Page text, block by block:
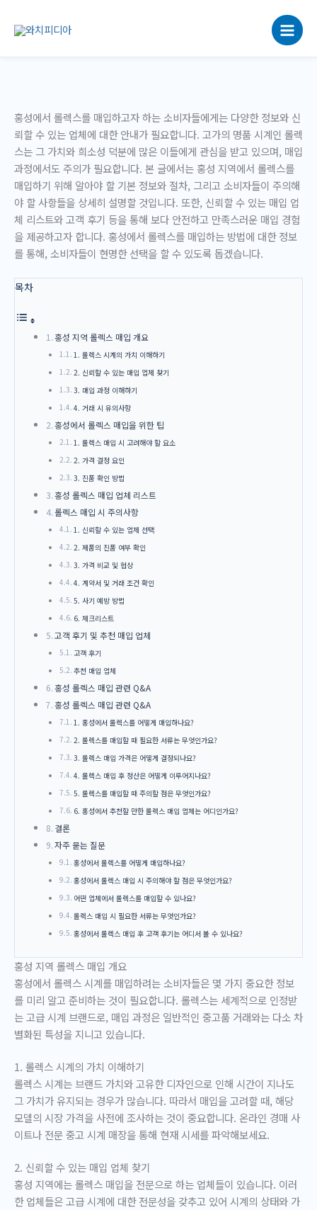
로
홍성에서 롤렉스를 매입하고자 하는 소비자들에게는 다양한 정보와 신
뢰할 수 있는 업체에 대한 안내가 필요합니다. 고가의 명품 시계인 롤렉
스는 그 가치와 희소성 덕분에 많은 이들에게 관심을 받고 있으며, 매입
과정에서도 주의가 필요합니다. 본 글에서는 홍성 지역에서 롤렉스를
매입하기 위해 알아야 할 기본 정보와 절차, 그리고 소비자들이 주의해
야 할 사항들을 상세히 설명할 것입니다. 또한, 신뢰할 수 있는 매입 업
체 리스트와 고객 후기 등을 통해 보다 안전하고 만족스러운 매입 경험
을 제공하고자 합니다. 홍성에서 롤렉스를 매입하는 방법에 대한 정보
를 통해, 소비자들이 현명한 선택을 할 수 있도록 돕겠습니다.
목차
홍성 지역 롤렉스 매입 개요
1. 롤렉스 시계의 가치 이해하기
2. 신뢰할 수 있는 매입 업체 찾기
3. 매입 과정 이해하기
4. 거래 시 유의사항
홍성에서 롤렉스 매입을 위한 팁
1. 롤렉스 매입 시 고려해야 할 요소
2. 가격 결정 요인
3. 진품 확인 방법
홍성 롤렉스 매입 업체 리스트
롤렉스 매입 시 주의사항
1. 신뢰할 수 있는 업체 선택
2. 제품의 진품 여부 확인
3. 가격 비교 및 협상
4. 계약서 및 거래 조건 확인
5. 사기 예방 방법
6. 체크리스트
고객 후기 및 추천 매입 업체
고객 후기
추천 매입 업체
홍성 롤렉스 매입 관련 Q&A
홍성 롤렉스 매입 관련 Q&A
1. 홍성에서 롤렉스를 어떻게 매입하나요?
2. 롤렉스를 매입할 때 필요한 서류는 무엇인가요?
3. 롤렉스 매입 가격은 어떻게 결정되나요?
4. 롤렉스 매입 후 정산은 어떻게 이루어지나요?
5. 롤렉스를 매입할 때 주의할 점은 무엇인가요?
6. 홍성에서 추천할 만한 롤렉스 매입 업체는 어디인가요?
결론
자주 묻는 질문
홍성에서 롤렉스를 어떻게 매입하나요?
홍성에서 롤렉스 매입 시 주의해야 할 점은 무엇인가요?
어떤 업체에서 롤렉스를 매입할 수 있나요?
롤렉스 매입 시 필요한 서류는 무엇인가요?
홍성에서 롤렉스 매입 후 고객 후기는 어디서 볼 수 있나요?
홍성 지역 롤렉스 매입 개요
홍성에서 롤렉스 시계를 매입하려는 소비자들은 몇 가지 중요한 정보
를 미리 알고 준비하는 것이 필요합니다. 롤렉스는 세계적으로 인정받
는 고급 시계 브랜드로, 매입 과정은 일반적인 중고품 거래와는 다소 차
별화된 특성을 지니고 있습니다.
1. 롤렉스 시계의 가치 이해하기
롤렉스 시계는 브랜드 가치와 고유한 디자인으로 인해 시간이 지나도
그 가치가 유지되는 경우가 많습니다. 따라서 매입을 고려할 때, 해당
모델의 시장 가격을 사전에 조사하는 것이 중요합니다. 온라인 경매 사
이트나 전문 중고 시계 매장을 통해 현재 시세를 파악해보세요.
2. 신뢰할 수 있는 매입 업체 찾기
홍성 지역에는 롤렉스 매입을 전문으로 하는 업체들이 있습니다. 이러
한 업체들은 고급 시계에 대한 전문성을 갖추고 있어 시계의 상태와 가